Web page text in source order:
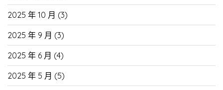
2025 年 10 月 (3)
2025 年 9 月 (3)
2025 年 6 月 (4)
2025 年 5 月 (5)